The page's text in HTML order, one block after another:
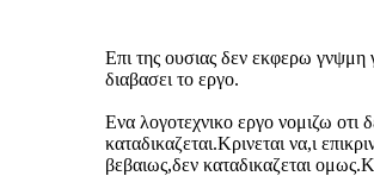
Επι της ουσιας δεν εκφερω γνψμη
διαβασει το εργο.
Ενα λογοτεχνικο εργο νομιζω οτι
καταδικαζεται.Κρινεται να,ι
βεβαιως,δεν καταδικαζεται ομως.Κ